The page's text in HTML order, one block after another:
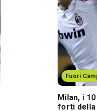
Fuori
Milan, i
forti